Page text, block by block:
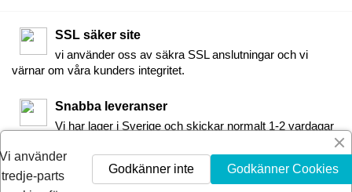
SSL säker site
vi använder oss av säkra SSL anslutningar och vi
värnar om våra kunders integritet.
Snabba leveranser
Vi har lager i Sverige och skickar normalt 1-2 vardagar
30-dagars Nöjdhetsgaranti
använder
tredje-parts
Godkänner Cookies
Godkänner inte